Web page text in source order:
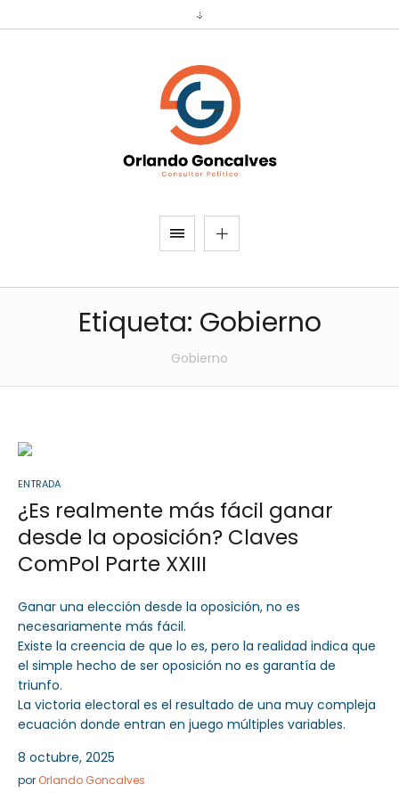
Sector Público
Servicios Servicios
Etiqueta: Gobierno
Gobierno
ENTRADA
¿Es realmente más fácil ganar
desde la oposición? Claves
ComPol Parte XXIII
Ganar una elección desde la oposición, no es
necesariamente más fácil.
Existe la creencia de que lo es, pero la realidad indica que
el simple hecho de ser oposición no es garantía de
triunfo.
La victoria electoral es el resultado de una muy compleja
ecuación donde entran en juego múltiples variables.
8 octubre, 2025
por Orlando Goncalves